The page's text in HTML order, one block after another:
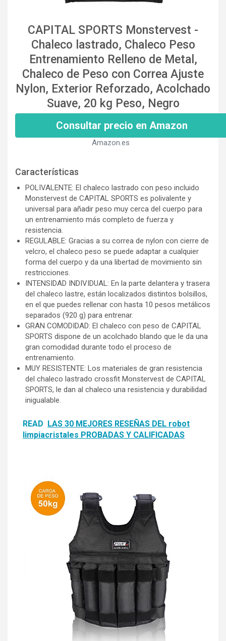
CAPITAL SPORTS Monstervest -
Chaleco lastrado, Chaleco Peso
Entrenamiento Relleno de Metal,
Chaleco de Peso con Correa Ajuste
Nylon, Exterior Reforzado, Acolchado
Suave, 20 kg Peso, Negro
Consultar precio en Amazon
Amazon.es
Características
POLIVALENTE: El chaleco lastrado con peso incluido
Monstervest de CAPITAL SPORTS es polivalente y
universal para añadir peso muy cerca del cuerpo para
un entrenamiento más completo de fuerza y
resistencia.
REGULABLE: Gracias a su correa de nylon con cierre de
velcro, el chaleco peso se puede adaptar a cualquier
forma del cuerpo y da una libertad de movimiento sin
restricciones.
INTENSIDAD INDIVIDUAL: En la parte delantera y trasera
del chaleco lastre, están localizados distintos bolsillos,
en el que puedes rellenar con hasta 10 pesos metálicos
separados (920 g) para entrenar.
GRAN COMODIDAD: El chaleco con peso de CAPITAL
SPORTS dispone de un acolchado blando que le da una
gran comodidad durante todo el proceso de
entrenamiento.
MUY RESISTENTE: Los materiales de gran resistencia
del chaleco lastrado crossfit Monstervest de CAPITAL
SPORTS, le dan al chaleco una resistencia y durabilidad
inigualable.
READ LAS 30 MEJORES RESEÑAS DEL robot
limpiacristales PROBADAS Y CALIFICADAS